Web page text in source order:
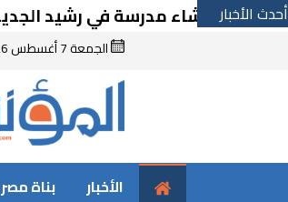
أحدث الأخبار
بإنشاء مدرسة في رشيد الجديدة
الجمعة 7 أغسطس 2026
الأخبار بناة مصر